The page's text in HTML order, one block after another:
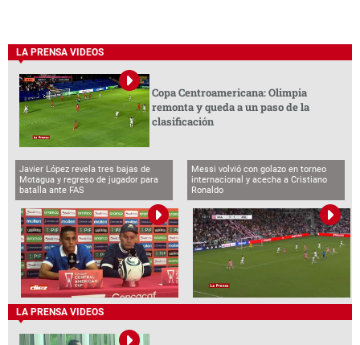
LA PRENSA VIDEOS
Copa Centroamericana: Olimpia
remonta y queda a un paso de la
clasificación
Javier López revela tres bajas de
Motagua y regreso de jugador para
batalla ante FAS
Messi volvió con golazo en torneo
internacional y acecha a Cristiano
Ronaldo
LA PRENSA VIDEOS